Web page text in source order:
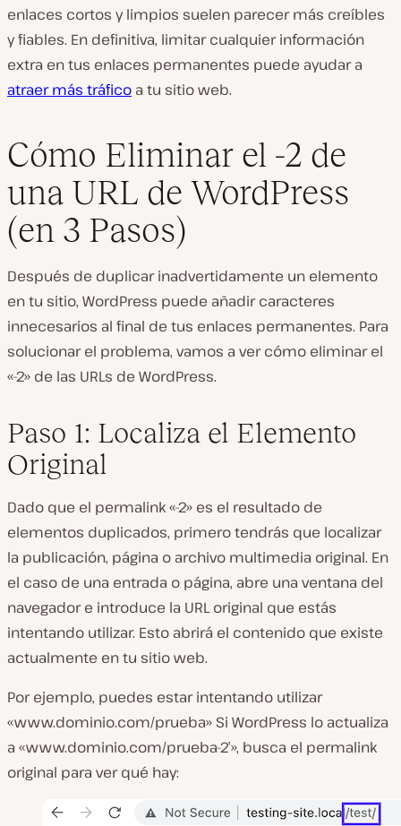
enlaces cortos y limpios suelen parecer más creíbles
y fiables. En definitiva, limitar cualquier información
extra en tus enlaces permanentes puede ayudar a
atraer más tráfico a tu sitio web.
Cómo Eliminar el -2 de
una URL de WordPress
(en 3 Pasos)
Después de duplicar inadvertidamente un elemento
en tu sitio, WordPress puede añadir caracteres
innecesarios al final de tus enlaces permanentes. Para
solucionar el problema, vamos a ver cómo eliminar el
«-2» de las URLs de WordPress.
Paso 1: Localiza el Elemento
Original
Dado que el permalink «-2» es el resultado de
elementos duplicados, primero tendrás que localizar
la publicación, página o archivo multimedia original. En
el caso de una entrada o página, abre una ventana del
navegador e introduce la URL original que estás
intentando utilizar. Esto abrirá el contenido que existe
actualmente en tu sitio web.
Por ejemplo, puedes estar intentando utilizar
«www.dominio.com/prueba» Si WordPress lo actualiza
a «www.dominio.com/prueba-2′», busca el permalink
original para ver qué hay: